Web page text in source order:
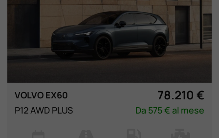
VOLVO EX60 78.210 €
P12 AWD PLUS Da 575 € al mese